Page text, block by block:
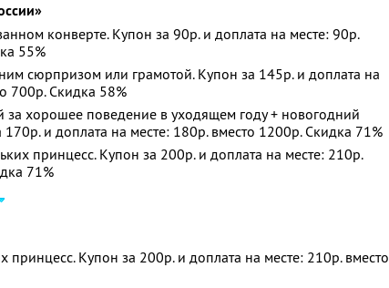
конверте. Купон за 90р. и доплата на месте: 90р.
55%
сюрпризом или грамотой. Купон за 145р. и доплата на
700р. Скидка 58%
за хорошее поведение в уходящем году + новогодний
и доплата на месте: 180р. вместо 1200р. Скидка 71%
принцесс. Купон за 200р. и доплата на месте: 210р.
71%
принцесс. Купон за 200р. и доплата на месте: 210р. вместо